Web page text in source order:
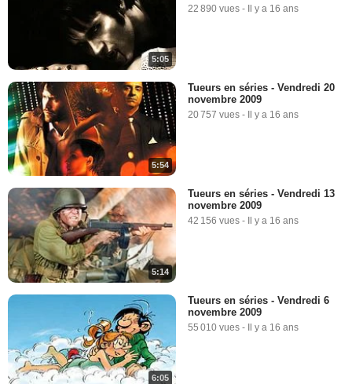
5:05
22 890 vues - Il y a 16 ans
5:54
Tueurs en séries - Vendredi 20
novembre 2009
20 757 vues - Il y a 16 ans
5:14
Tueurs en séries - Vendredi 13
novembre 2009
42 156 vues - Il y a 16 ans
6:05
Tueurs en séries - Vendredi 6
novembre 2009
55 010 vues - Il y a 16 ans